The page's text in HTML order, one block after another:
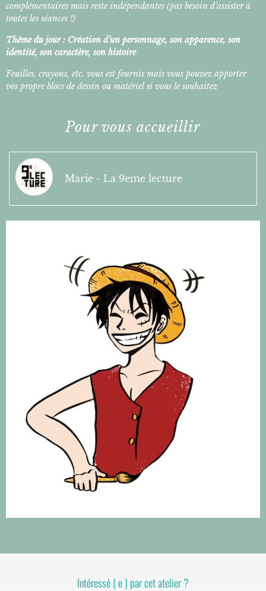
complémentaires mais reste indépendantes (pas besoin d’assister à
toutes les séances !)
Thème du jour : Création d’un personnage, son apparence, son
identité, son caractère, son histoire
Feuilles, crayons, etc. vous est fournis mais vous pouvez apporter
vos propre blocs de dessin ou matériel si vous le souhaitez
Pour vous accueillir
Marie - La 9eme lecture
Intéressé ( e ) par cet atelier ?